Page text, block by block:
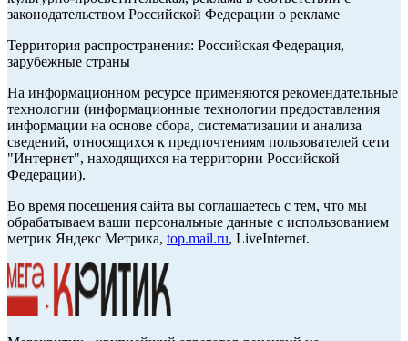
законодательством Российской Федерации о рекламе
Территория распространения: Российская Федерация,
зарубежные страны
На информационном ресурсе применяются рекомендательные
технологии (информационные технологии предоставления
информации на основе сбора, систематизации и анализа
сведений, относящихся к предпочтениям пользователей сети
"Интернет", находящихся на территории Российской
Федерации).
Во время посещения сайта вы соглашаетесь с тем, что мы
обрабатываем ваши персональные данные с использованием
метрик Яндекс Метрика, top.mail.ru, LiveInternet.